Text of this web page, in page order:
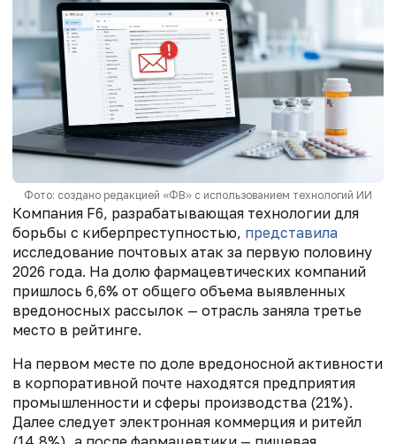
Фото: создано редакцией «ФВ» с использованием технологий ИИ
Компания F6, разрабатывающая технологии для
борьбы с киберпреступностью, представила
исследование почтовых атак за первую половину
2026 года. На долю фармацевтических компаний
пришлось 6,6% от общего объема выявленных
вредоносных рассылок — отрасль заняла третье
место в рейтинге.
На первом месте по доле вредоносной активности
в корпоративной почте находятся предприятия
промышленности и сферы производства (21%).
Далее следует электронная коммерция и ритейл